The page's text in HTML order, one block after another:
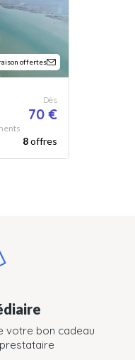
offertes
Dès
70 €
8offres
votre bon cadeau